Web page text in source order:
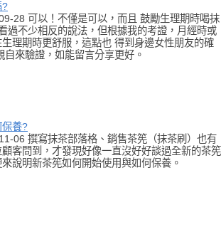
?
28 可以！不僅是可以，而且 鼓勵生理期時喝抹
過不少相反的說法，但根據我的考證，月經時或
理期時更舒服，這點也 得到身邊女性朋友的確
來驗證，如能留言分享更好。
保養?
06 撰寫抹茶部落格、銷售茶筅（抹茶刷）也有
客問到，才發現好像一直沒好好談過全新的茶筅
說明新茶筅如何開始使用與如何保養。